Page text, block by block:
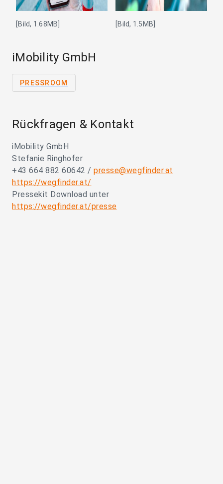
[Bild, 1.68MB] [Bild, 1.5MB]
iMobility GmbH
PRESSROOM
Rückfragen & Kontakt
iMobility GmbH
Stefanie Ringhofer
+43 664 882 60642 / presse@wegfinder.at
https://wegfinder.at/
Pressekit Download unter
https://wegfinder.at/presse